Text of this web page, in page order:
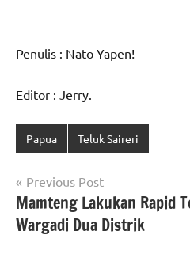
Penulis : Nato Yapen!
Editor : Jerry.
Papua Teluk Saireri
Navigasi
pos
Previous Post
Mamteng Lakukan Rapid
Wargadi Dua Distrik